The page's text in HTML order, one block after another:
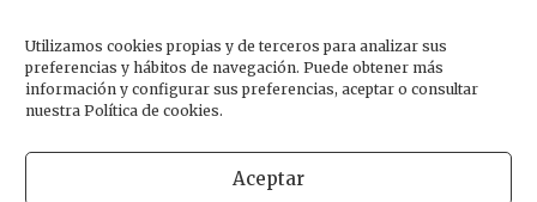
Utilizamos cookies propias y de terceros para analizar sus
preferencias y hábitos de navegación. Puede obtener más
información y configurar sus preferencias, aceptar o consultar
nuestra Política de cookies.
Aceptar